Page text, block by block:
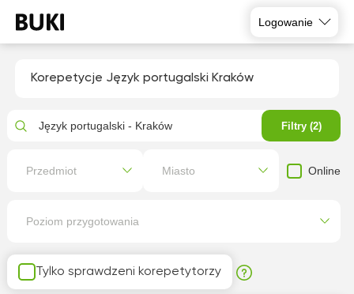
Logowanie
Korepetycje Język portugalski Kraków
Tylko sprawdzeni korepetytorzy
Język portugalski - Kraków Filtry (2)
Przedmiot Miasto Online
Poziom przygotowania